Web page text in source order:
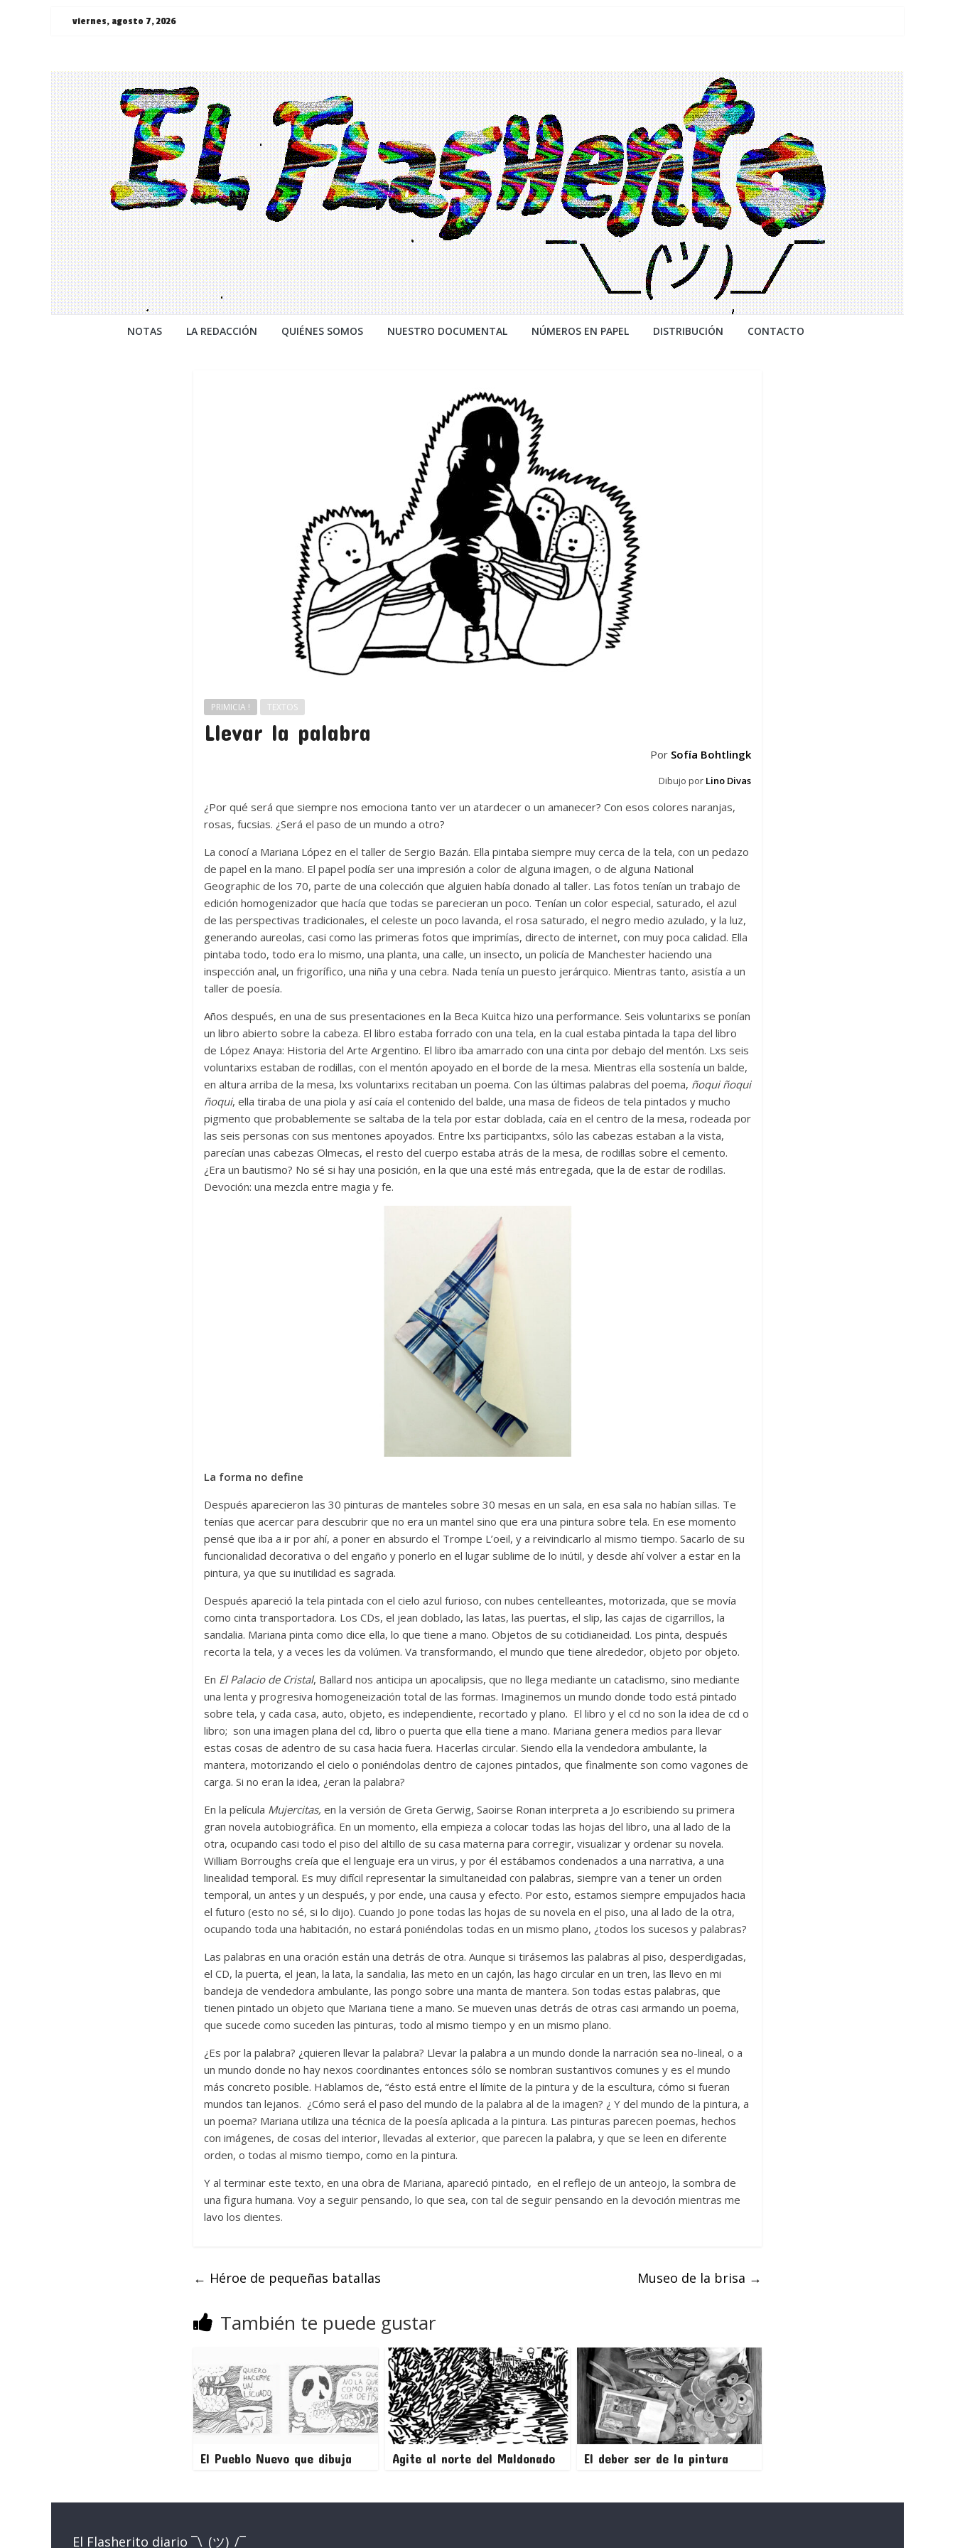
Saltarviernes, agosto 7, 2026
¯\_(ツ)_/
¯
NOTAS LA REDACCIÓN QUIÉNES SOMOS NUESTRO DOCUMENTAL NÚMEROS EN PAPEL DISTRIBUCIÓN CONTACTO
PRIMICIA ! TEXTOS
Llevar la palabra
Por Sofía Bohtlingk
Dibujo por Lino Divas
¿Por qué será que siempre nos emociona tanto ver un atardecer o un amanecer? Con esos colores naranjas,
rosas, fucsias. ¿Será el paso de un mundo a otro?
La conocí a Mariana López en el taller de Sergio Bazán. Ella pintaba siempre muy cerca de la tela, con un pedazo
de papel en la mano. El papel podía ser una impresión a color de alguna imagen, o de alguna National
Geographic de los 70, parte de una colección que alguien había donado al taller. Las fotos tenían un trabajo de
edición homogenizador que hacía que todas se parecieran un poco. Tenían un color especial, saturado, el azul
de las perspectivas tradicionales, el celeste un poco lavanda, el rosa saturado, el negro medio azulado, y la luz,
generando aureolas, casi como las primeras fotos que imprimías, directo de internet, con muy poca calidad. Ella
pintaba todo, todo era lo mismo, una planta, una calle, un insecto, un policía de Manchester haciendo una
inspección anal, un frigorífico, una niña y una cebra. Nada tenía un puesto jerárquico. Mientras tanto, asistía a un
taller de poesía.
Años después, en una de sus presentaciones en la Beca Kuitca hizo una performance. Seis voluntarixs se ponían
un libro abierto sobre la cabeza. El libro estaba forrado con una tela, en la cual estaba pintada la tapa del libro
de López Anaya: Historia del Arte Argentino. El libro iba amarrado con una cinta por debajo del mentón. Lxs seis
voluntarixs estaban de rodillas, con el mentón apoyado en el borde de la mesa. Mientras ella sostenía un balde,
en altura arriba de la mesa, lxs voluntarixs recitaban un poema. Con las últimas palabras del poema, ñoqui ñoqui
ñoqui, ella tiraba de una piola y así caía el contenido del balde, una masa de fideos de tela pintados y mucho
pigmento que probablemente se saltaba de la tela por estar doblada, caía en el centro de la mesa, rodeada por
las seis personas con sus mentones apoyados. Entre lxs participantxs, sólo las cabezas estaban a la vista,
parecían unas cabezas Olmecas, el resto del cuerpo estaba atrás de la mesa, de rodillas sobre el cemento.
¿Era un bautismo? No sé si hay una posición, en la que una esté más entregada, que la de estar de rodillas.
Devoción: una mezcla entre magia y fe.
La forma no define
Después aparecieron las 30 pinturas de manteles sobre 30 mesas en un sala, en esa sala no habían sillas. Te
tenías que acercar para descubrir que no era un mantel sino que era una pintura sobre tela. En ese momento
pensé que iba a ir por ahí, a poner en absurdo el Trompe L’oeil, y a reivindicarlo al mismo tiempo. Sacarlo de su
funcionalidad decorativa o del engaño y ponerlo en el lugar sublime de lo inútil, y desde ahí volver a estar en la
pintura, ya que su inutilidad es sagrada.
Después apareció la tela pintada con el cielo azul furioso, con nubes centelleantes, motorizada, que se movía
como cinta transportadora. Los CDs, el jean doblado, las latas, las puertas, el slip, las cajas de cigarrillos, la
sandalia. Mariana pinta como dice ella, lo que tiene a mano. Objetos de su cotidianeidad. Los pinta, después
recorta la tela, y a veces les da volúmen. Va transformando, el mundo que tiene alrededor, objeto por objeto.
En El Palacio de Cristal, Ballard nos anticipa un apocalipsis, que no llega mediante un cataclismo, sino mediante
una lenta y progresiva homogeneización total de las formas. Imaginemos un mundo donde todo está pintado
sobre tela, y cada casa, auto, objeto, es independiente, recortado y plano. El libro y el cd no son la idea de cd o
libro; son una imagen plana del cd, libro o puerta que ella tiene a mano. Mariana genera medios para llevar
estas cosas de adentro de su casa hacia fuera. Hacerlas circular. Siendo ella la vendedora ambulante, la
mantera, motorizando el cielo o poniéndolas dentro de cajones pintados, que finalmente son como vagones de
carga. Si no eran la idea, ¿eran la palabra?
En la película Mujercitas, en la versión de Greta Gerwig, Saoirse Ronan interpreta a Jo escribiendo su primera
gran novela autobiográfica. En un momento, ella empieza a colocar todas las hojas del libro, una al lado de la
otra, ocupando casi todo el piso del altillo de su casa materna para corregir, visualizar y ordenar su novela.
William Borroughs creía que el lenguaje era un virus, y por él estábamos condenados a una narrativa, a una
linealidad temporal. Es muy difícil representar la simultaneidad con palabras, siempre van a tener un orden
temporal, un antes y un después, y por ende, una causa y efecto. Por esto, estamos siempre empujados hacia
el futuro (esto no sé, si lo dijo). Cuando Jo pone todas las hojas de su novela en el piso, una al lado de la otra,
ocupando toda una habitación, no estará poniéndolas todas en un mismo plano, ¿todos los sucesos y palabras?
Las palabras en una oración están una detrás de otra. Aunque si tirásemos las palabras al piso, desperdigadas,
el CD, la puerta, el jean, la lata, la sandalia, las meto en un cajón, las hago circular en un tren, las llevo en mi
bandeja de vendedora ambulante, las pongo sobre una manta de mantera. Son todas estas palabras, que
tienen pintado un objeto que Mariana tiene a mano. Se mueven unas detrás de otras casi armando un poema,
que sucede como suceden las pinturas, todo al mismo tiempo y en un mismo plano.
¿Es por la palabra? ¿quieren llevar la palabra? Llevar la palabra a un mundo donde la narración sea no-lineal, o a
un mundo donde no hay nexos coordinantes entonces sólo se nombran sustantivos comunes y es el mundo
más concreto posible. Hablamos de, “ésto está entre el límite de la pintura y de la escultura, cómo si fueran
mundos tan lejanos. ¿Cómo será el paso del mundo de la palabra al de la imagen? ¿ Y del mundo de la pintura, a
un poema? Mariana utiliza una técnica de la poesía aplicada a la pintura. Las pinturas parecen poemas, hechos
con imágenes, de cosas del interior, llevadas al exterior, que parecen la palabra, y que se leen en diferente
orden, o todas al mismo tiempo, como en la pintura.
Y al terminar este texto, en una obra de Mariana, apareció pintado, en el reflejo de un anteojo, la sombra de
una figura humana. Voy a seguir pensando, lo que sea, con tal de seguir pensando en la devoción mientras me
lavo los dientes.
← Héroe de pequeñas batallas Museo de la brisa →
También te puede gustar
El Pueblo Nuevo que dibuja Agite al norte del Maldonado El deber ser de la pintura
El Flasherito diario ¯\_(ツ)_/¯